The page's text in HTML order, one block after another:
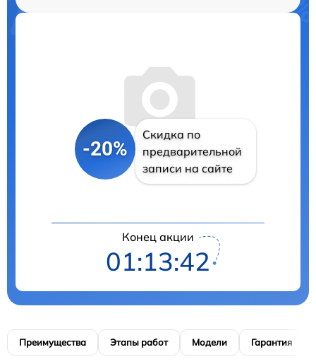
-20%
Скидка по
предварительной
записи на сайте
Конец акции
01:13:41
Преимущества Этапы работ Модели Гарантия